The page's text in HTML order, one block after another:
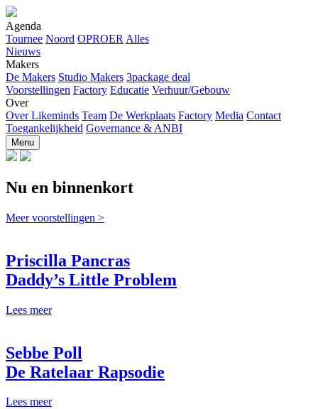
Agenda
Tournee Noord OPROER Alles
Nieuws
Makers
De Makers Studio Makers 3package deal
Voorstellingen Factory Educatie Verhuur/Gebouw
Over
Over Likeminds Team De Werkplaats Factory Media Contact
Toegankelijkheid Governance & ANBI
Menu
Nu en binnenkort
Meervoorstellingen >
Priscilla Pancras
Daddy’s Little Problem
Lees meer
Sebbe Poll
De Ratelaar Rapsodie
Lees meer